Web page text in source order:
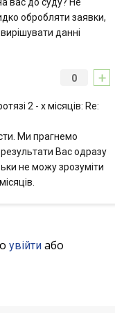
обробляти заявки,
данні
+
0
2 - х місяців: Re:
Ми прагнемо
Вас одразу
не можу зрозуміти
увійти або